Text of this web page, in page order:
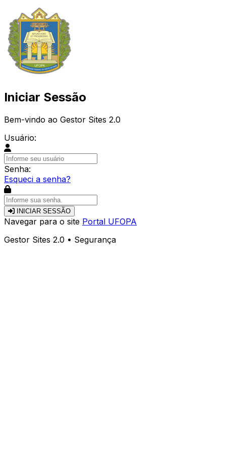
Iniciar Sessão
Bem-vindo ao Gestor Sites 2.0
Usuário:
Senha:
Esqueci a senha?
INICIAR SESSÃO
Navegar para o site Portal UFOPA
Gestor Sites 2.0 • Segurança